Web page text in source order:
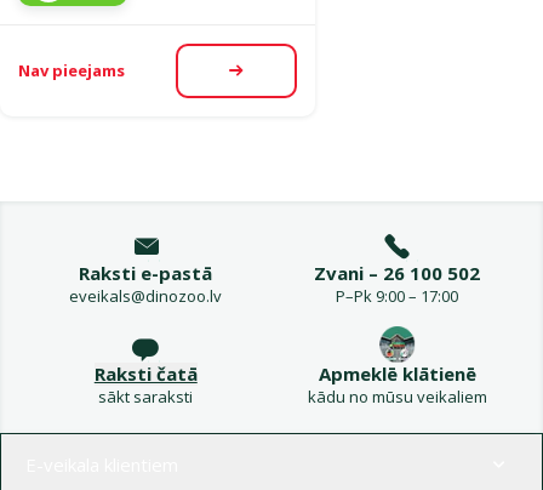
Nav pieejams Apskatīt
Raksti e-pastā
eveikals@dinozoo.lv
Zvani – 26 100 502
P–Pk 9:00 – 17:00
Raksti čatā
sākt saraksti
Apmeklē klātienē
kādu no mūsu veikaliem